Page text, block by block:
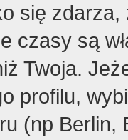
się
czasy są
Twoja.
profilu,
(np Berlin,